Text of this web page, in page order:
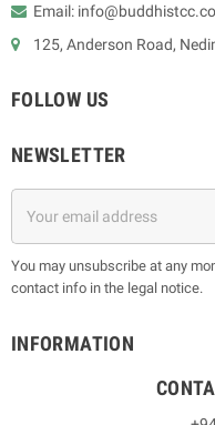
Email:
125, Anderson Road,
FOLLOW US
NEWSLETTER
You may unsubscribe at any
contact info in the legal notice.
INFORMATION